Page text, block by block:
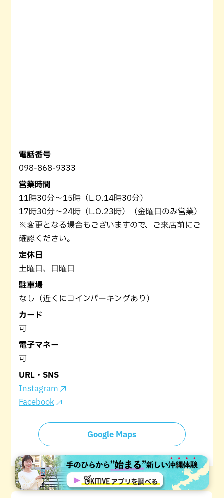
電話番号
098-868-9333
営業時間
11時30分～15時（L.O.14時30分）
17時30分～24時（L.O.23時）（金曜日のみ営業）
※変更となる場合もございますので、ご来店前にご
確認ください。
定休日
土曜日、日曜日
駐車場
なし（近くにコインパーキングあり）
カード
可
電子マネー
可
URL・SNS
Instagram
Facebook
Google Maps